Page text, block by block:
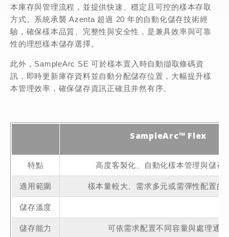
本庫存與管理流程，並提供快速、穩定且可控的樣本存取
方式。系統承襲 Azenta 超過 20 年的自動化儲存技術經
驗，確保樣本品質、完整性與安全性，是兼具效率與可靠
性的理想樣本儲存選擇。
此外，SampleArc SE 可於樣本置入時自動擷取條碼資
訊，即時更新庫存資料並自動分配儲存位置，大幅提升樣
本管理效率，確保儲存資訊正確且井然有序。
SampleArc™ Flex
特點 高度客製化、自動化樣本管理與儲存
適用範圍 樣本量較大、需求多元或需彈性配置的
儲存溫度
儲存能力 可依需求配置不同容量與處理通量